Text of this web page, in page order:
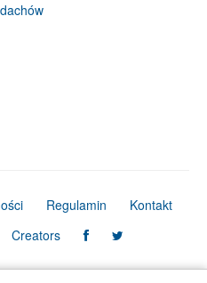
Regulamin
Kontakt
Creators